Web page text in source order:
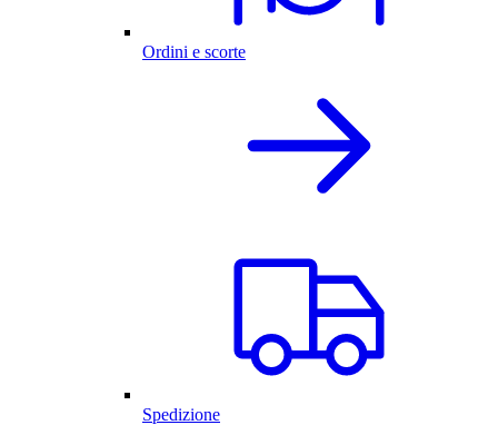
Ordini e scorte
Spedizione